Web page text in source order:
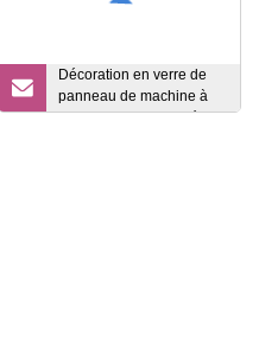
Décoration en verre de
panneau de machine à
laver de haute qualité de